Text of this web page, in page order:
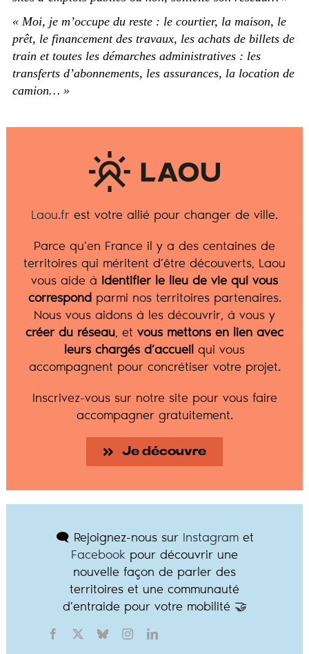
« Moi, je m’occupe du reste : le courtier, la maison, le
prêt, le financement des travaux, les achats de billets de
train et toutes les démarches administratives : les
transferts d’abonnements, les assurances, la location de
camion… »
Laou.fr est votre allié pour changer de ville.
Parce qu’en France il y a des centaines de
territoires qui méritent d’être découverts, Laou
vous aide à identifier le lieu de vie qui vous
correspondparmi nos territoires partenaires.
Nous vous aidons à les découvrir, à vous y
créer du réseau, et vous mettons en lien avec
leurs chargés d’accueil qui vous
accompagnent pour concrétiser votre projet.
Inscrivez-vous sur notre site pour vous faire
accompagner gratuitement.
Je découvre
🗨️ Rejoignez-nous sur Instagramet
Facebook pour découvrir une
nouvelle façon de parler des
territoires et une communauté
d’entraide pour votre mobilité 🤝